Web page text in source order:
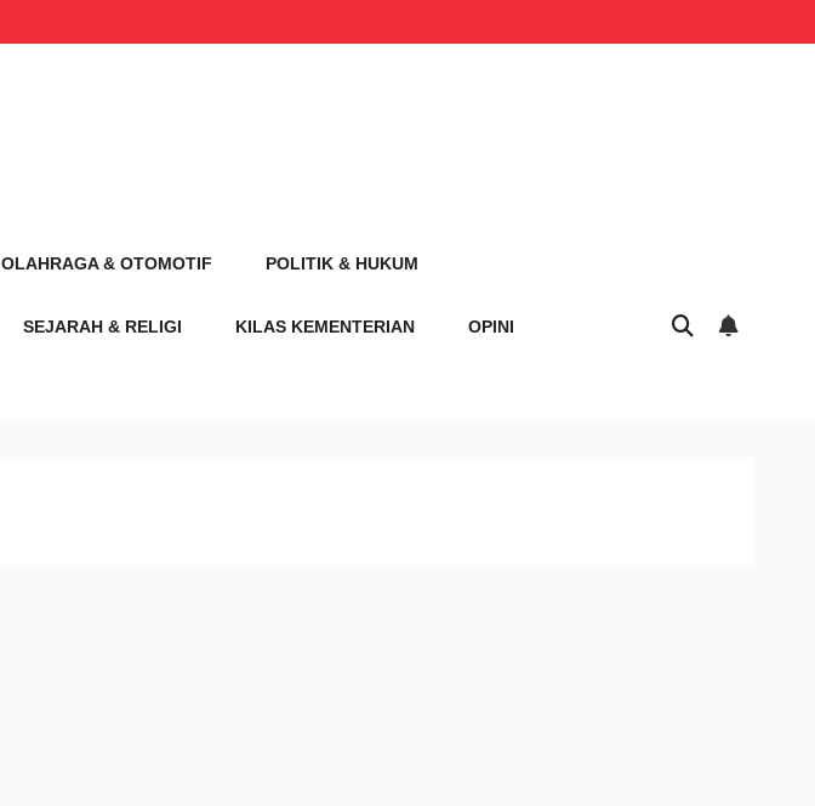
OLAHRAGA & OTOMOTIF POLITIK & HUKUM
SEJARAH & RELIGI KILAS KEMENTERIAN OPINI